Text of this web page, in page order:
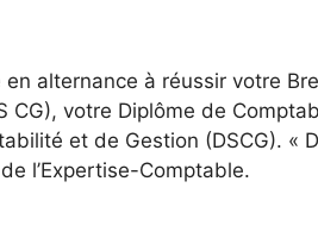
en alternance à réussir votre
CG), votre Diplôme de
et de Gestion (DSCG). «
l’Expertise-Comptable.